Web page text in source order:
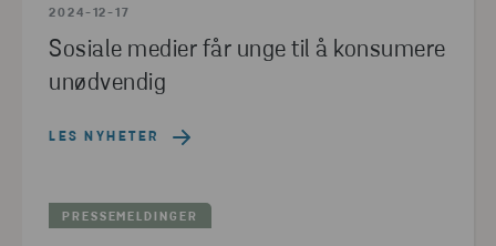
2024-12-17
Sosiale medier får unge til å konsumere
unødvendig
LES NYHETER
PRESSEMELDINGER